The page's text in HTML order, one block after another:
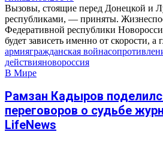
Вызовы, стоящие перед Донецкой и
республиками, — приняты.
Федеративной республики
будет зависеть именно от скорости, а
армиягражданская война
действияновороссия
В Мире
Рамзан Кадыров
переговоров о судьбе
LifeNews